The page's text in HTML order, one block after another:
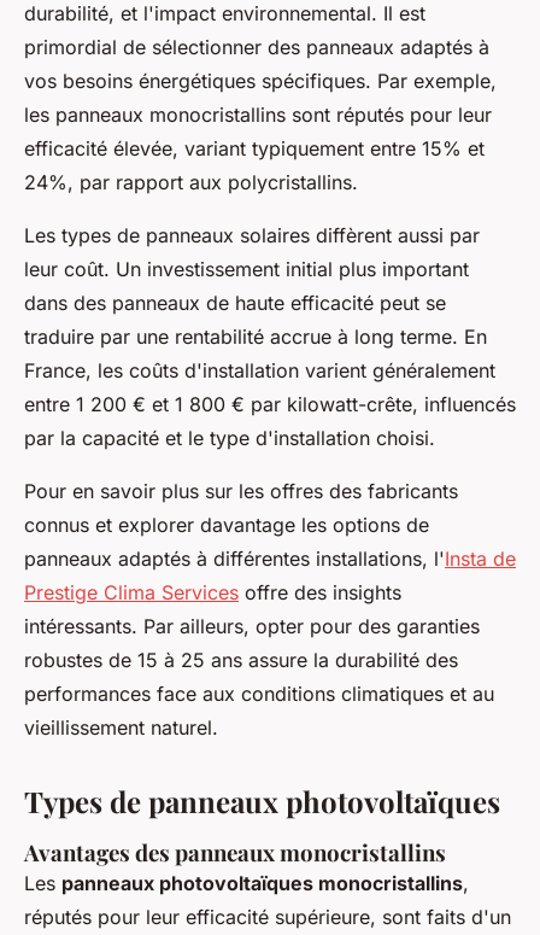
durabilité, et l'impact environnemental. Il est
primordial de sélectionner des panneaux adaptés à
vos besoins énergétiques spécifiques. Par exemple,
les panneaux monocristallins sont réputés pour leur
efficacité élevée, variant typiquement entre 15% et
24%, par rapport aux polycristallins.
Les types de panneaux solaires diffèrent aussi par
leur coût. Un investissement initial plus important
dans des panneaux de haute efficacité peut se
traduire par une rentabilité accrue à long terme. En
France, les coûts d'installation varient généralement
entre 1 200 € et 1 800 € par kilowatt-crête, influencés
par la capacité et le type d'installation choisi.
Pour en savoir plus sur les offres des fabricants
connus et explorer davantage les options de
panneaux adaptés à différentes installations, l'Insta de
Prestige Clima Services offre des insights
intéressants. Par ailleurs, opter pour des garanties
robustes de 15 à 25 ans assure la durabilité des
performances face aux conditions climatiques et au
vieillissement naturel.
Types de panneaux photovoltaïques
Avantages des panneaux monocristallins
Les panneaux photovoltaïques monocristallins,
réputés pour leur efficacité supérieure, sont faits d'un